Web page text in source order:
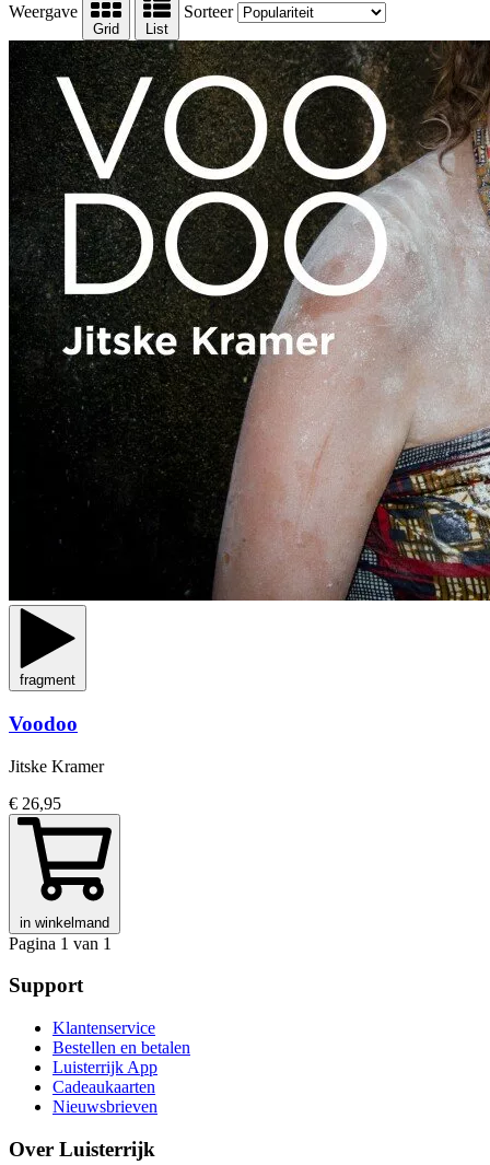
Weergave
Grid List
Sorteer
fragment
Voodoo
Jitske Kramer
€ 26,95
in winkelmand
Pagina 1 van 1
Support
Klantenservice
Bestellen en betalen
Luisterrijk App
Cadeaukaarten
Nieuwsbrieven
Over Luisterrijk